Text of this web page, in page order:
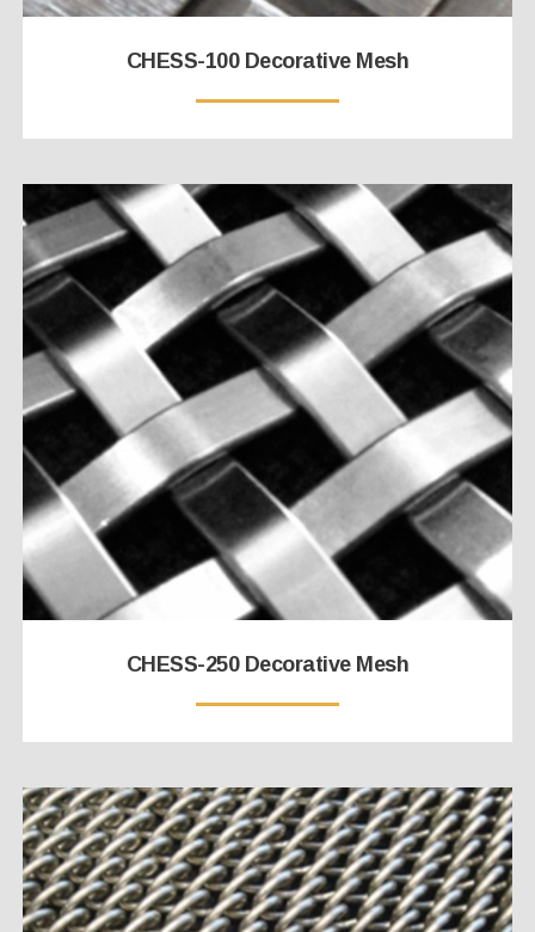
CHESS-100 Decorative Mesh
CHESS-250 Decorative Mesh